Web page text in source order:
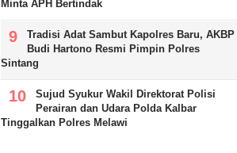
Minta APH Bertindak
Tradisi Adat Sambut Kapolres Baru, AKBP
Budi Hartono Resmi Pimpin Polres
Sintang
Sujud Syukur Wakil Direktorat Polisi
Perairan dan Udara Polda Kalbar
Tinggalkan Polres Melawi